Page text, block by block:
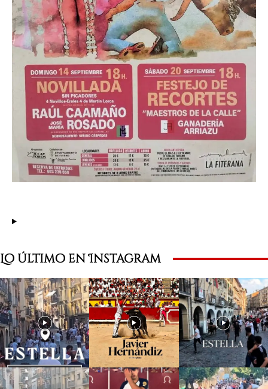
Lo último en Instagram